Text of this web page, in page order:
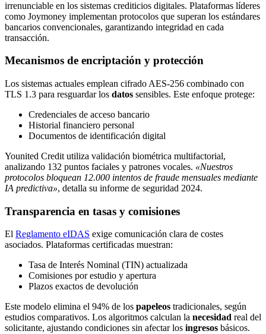
irrenunciable en los sistemas crediticios digitales. Plataformas líderes
como Joymoney implementan protocolos que superan los estándares
bancarios convencionales, garantizando integridad en cada
transacción.
Mecanismos de encriptación y protección
Los sistemas actuales emplean cifrado AES-256 combinado con
TLS 1.3 para resguardar los datos sensibles. Este enfoque protege:
Credenciales de acceso bancario
Historial financiero personal
Documentos de identificación digital
Younited Credit utiliza validación biométrica multifactorial,
analizando 132 puntos faciales y patrones vocales. «Nuestros
protocolos bloquean 12.000 intentos de fraude mensuales mediante
IA predictiva», detalla su informe de seguridad 2024.
Transparencia en tasas y comisiones
El Reglamento eIDAS exige comunicación clara de costes
asociados. Plataformas certificadas muestran:
Tasa de Interés Nominal (TIN) actualizada
Comisiones por estudio y apertura
Plazos exactos de devolución
Este modelo elimina el 94% de los papeleos tradicionales, según
estudios comparativos. Los algoritmos calculan la necesidad real del
solicitante, ajustando condiciones sin afectar los ingresos básicos.